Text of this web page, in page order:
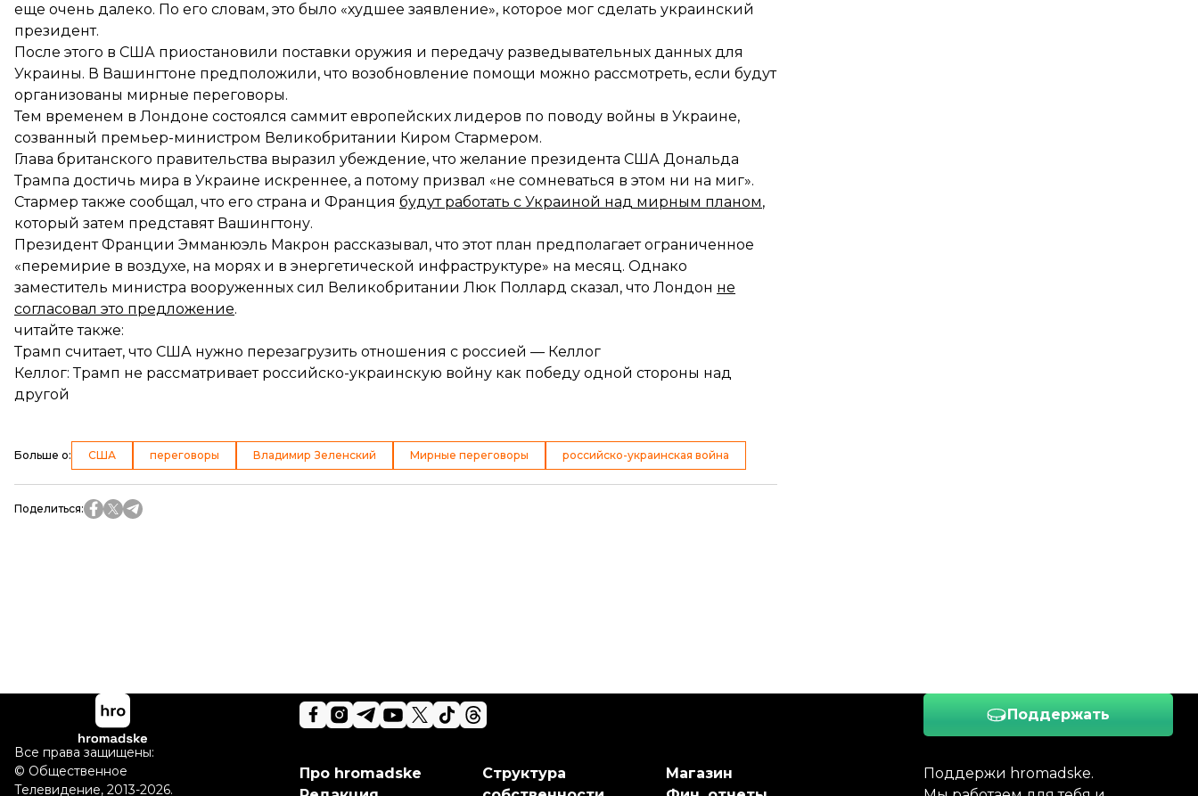
еще очень далеко. По его словам, это было «худшее заявление», которое мог сделать украинский
президент.
После этого в США приостановили поставки оружия и передачу разведывательных данных для
Украины. В Вашингтоне предположили, что возобновление помощи можно рассмотреть, если будут
организованы мирные переговоры.
Тем временем в Лондоне состоялся саммит европейских лидеров по поводу войны в Украине,
созванный премьер-министром Великобритании Киром Стармером.
Глава британского правительства выразил убеждение, что желание президента США Дональда
Трампа достичь мира в Украине искреннее, а потому призвал «не сомневаться в этом ни на миг».
Стармер также сообщал, что его страна и Франция будут работать с Украиной над мирным планом,
который затем представят Вашингтону.
Президент Франции Эмманюэль Макрон рассказывал, что этот план предполагает ограниченное
«перемирие в воздухе, на морях и в энергетической инфраструктуре» на месяц. Однако
заместитель министра вооруженных сил Великобритании Люк Поллард сказал, что Лондон не
согласовал это предложение.
читайте также:
Трамп считает, что США нужно перезагрузить отношения с россией — Келлог
Келлог: Трамп не рассматривает российско-украинскую войну как победу одной стороны над
другой
Больше о: США переговоры Владимир Зеленский Мирные переговоры российско-украинская война
Поделиться:
Поддержать
Поддержи hromadske.
Про hromadske
Структура
Магазин
Все права защищены:
© Общественное
Телевидение, 2013-2026.